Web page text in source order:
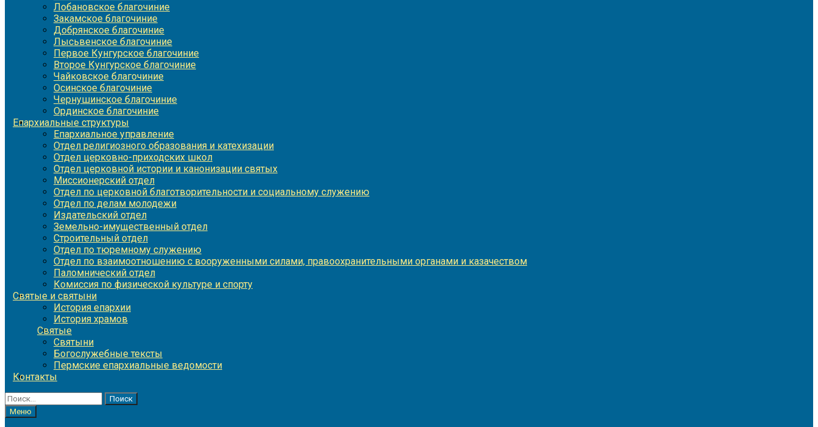
Лобановское благочиние
Закамское благочиние
Добрянское благочиние
Лысьвенское благочиние
Первое Кунгурское благочиние
Второе Кунгурское благочиние
Чайковское благочиние
Осинское благочиние
Чернушинское благочиние
Ординское благочиние
Епархиальные структуры
Епархиальное управление
Отдел религиозного образования и катехизации
Отдел церковно-приходских школ
Отдел церковной истории и канонизации святых
Миссионерский отдел
Отдел по церковной благотворительности и социальному служению
Отдел по делам молодежи
Издательский отдел
Земельно-имущественный отдел
Строительный отдел
Отдел по тюремному служению
Отдел по взаимоотношению с вооруженными силами, правоохранительными органами и казачеством
Паломнический отдел
Комиссия по физической культуре и спорту
Святые и святыни
История епархии
История храмов
Святые
Святыни
Богослужебные тексты
Пермские епархиальные ведомости
Контакты
Найти:
Меню